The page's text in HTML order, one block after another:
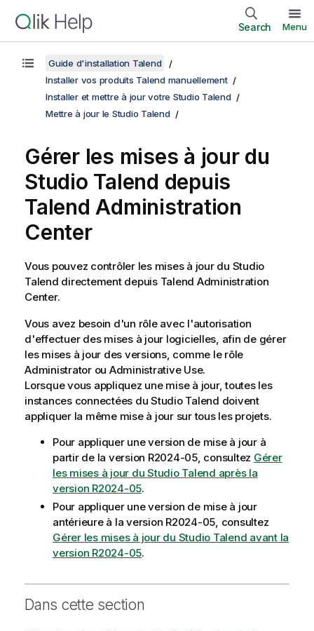
Search Menu
Guide d'installation Talend
Installer vos produits Talend manuellement
Installer et mettre à jour votre Studio Talend
Mettre à jour le Studio Talend
Gérer les mises à jour du
Studio Talend depuis
Talend Administration
Center
Vous pouvez contrôler les mises à jour du Studio
Talend directement depuis Talend Administration
Center.
Vous avez besoin d'un rôle avec l'autorisation
d'effectuer des mises à jour logicielles, afin de gérer
les mises à jour des versions, comme le rôle
Administrator ou Administrative Use.
Lorsque vous appliquez une mise à jour, toutes les
instances connectées du Studio Talend doivent
appliquer la même mise à jour sur tous les projets.
Pour appliquer une version de mise à jour à
partir de la version R2024-05, consultez Gérer
les mises à jour du Studio Talend après la
version R2024-05.
Pour appliquer une version de mise à jour
antérieure à la version R2024-05, consultez
Gérer les mises à jour du Studio Talend avant la
version R2024-05.
Dans cette section